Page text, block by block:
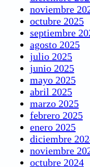
noviembre
octubre 2025
septiembre
agosto 2025
julio 2025
junio 2025
mayo 2025
abril 2025
marzo 2025
febrero 2025
enero 2025
diciembre
noviembre
octubre 2024